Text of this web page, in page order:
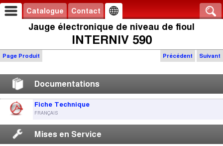
Catalogue Contact
Jauge électronique de niveau de fioul
INTERNIV 590
Précédent Suivant
Page Produit
Documentations
Fiche Technique
FRANÇAIS
Mises en Service